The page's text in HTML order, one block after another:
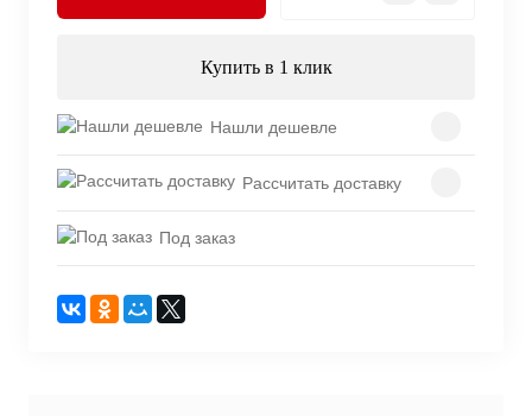
Купить в 1 клик
Нашли дешевле
Рассчитать доставку
Под заказ